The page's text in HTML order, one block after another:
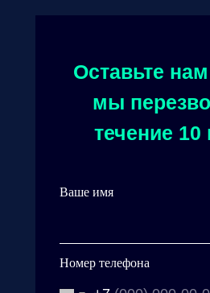
Оставьте
мы
течение 10
Ваше имя
Номер телефона